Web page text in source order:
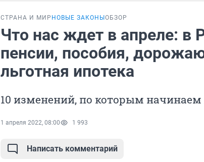
СТРАНА И МИР НОВЫЕ ЗАКОНЫ ОБЗОР
Что нас ждет в апреле: в
пенсии, пособия,
льготная ипотека
10 изменений, по которым
1 апреля 2022, 08:00 1 993
Написать комментарий